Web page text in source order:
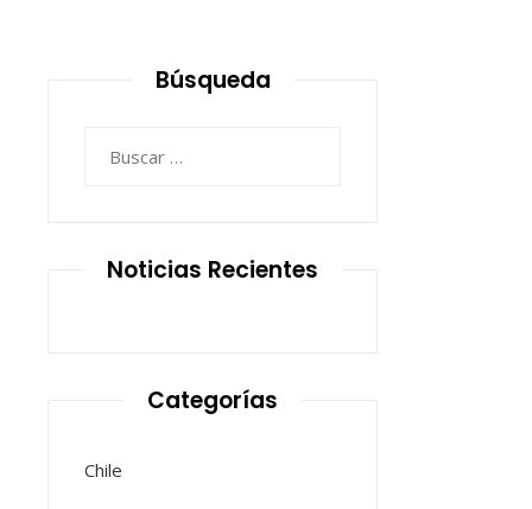
Búsqueda
Noticias Recientes
Categorías
Chile